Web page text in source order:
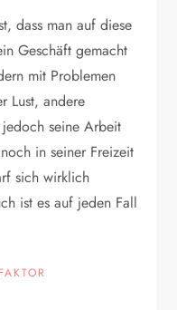
dass man auf diese
Geschäft gemacht
mit Problemen
Lust, andere
seine Arbeit
in seiner Freizeit
sich wirklich
ist es auf jeden Fall